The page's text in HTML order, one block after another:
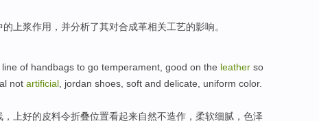
的 上浆作用 ， 并分析了其对合成革相关工艺的影响。
line of handbags to go temperament good on the leather so
not artificial , jordan shoes, soft and delicate uniform color.
， 上好的皮料令折叠位置看起来自然不造作 ， 柔软细腻 ， 色泽